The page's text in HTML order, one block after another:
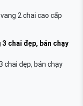
2 chai cao cấp
chai đẹp, bán chạy
chai đẹp, bán chạy